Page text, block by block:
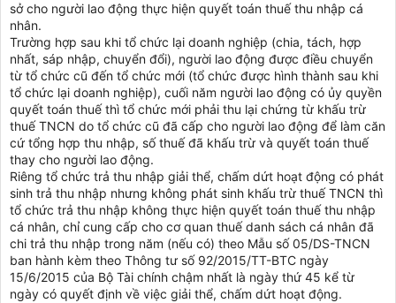
sở cho người lao động thực hiện quyết toán thuế thu nhập cá
nhân.
Trường hợp sau khi tổ chức lại doanh nghiệp (chia, tách, hợp
nhất, sáp nhập, chuyển đổi), người lao động được điều chuyển
từ tổ chức cũ đến tổ chức mới (tổ chức được hình thành sau khi
tổ chức lại doanh nghiệp), cuối năm người lao động có ủy quyền
quyết toán thuế thì tổ chức mới phải thu lại chứng từ khấu trừ
thuế TNCN do tổ chức cũ đã cấp cho người lao động để làm căn
cứ tổng hợp thu nhập, số thuế đã khấu trừ và quyết toán thuế
thay cho người lao động.
Riêng tổ chức trả thu nhập giải thể, chấm dứt hoạt động có phát
sinh trả thu nhập nhưng không phát sinh khấu trừ thuế TNCN thì
tổ chức trả thu nhập không thực hiện quyết toán thuế thu nhập
cá nhân, chỉ cung cấp cho cơ quan thuế danh sách cá nhân đã
chi trả thu nhập trong năm (nếu có) theo Mẫu số 05/DS-TNCN
ban hành kèm theo Thông tư số 92/2015/TT-BTC ngày
15/6/2015 của Bộ Tài chính chậm nhất là ngày thứ 45 kể từ
ngày có quyết định về việc giải thể, chấm dứt hoạt động.